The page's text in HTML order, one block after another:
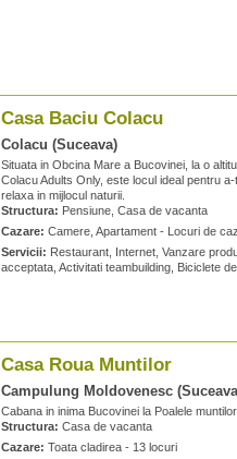
Casa Baciu Colacu
Colacu (Suceava)
Situata in Obcina Mare a Bucovinei, la o
Colacu Adults Only, este locul ideal pentru
relaxa in mijlocul naturii.
Structura: Pensiune, Casa de vacanta
Cazare: Camere, Apartament - Locuri de
Servicii: Restaurant, Internet, Vanzare
acceptata, Activitati teambuilding, Biciclete
Casa Roua Muntilor
Campulung Moldovenesc
Cabana in inima Bucovinei la Poalele
Structura: Casa de vacanta
Cazare: Toata cladirea - 13 locuri